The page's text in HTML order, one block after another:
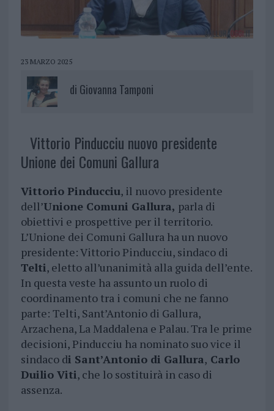
23 MARZO 2025
di Giovanna Tamponi
Vittorio Pinducciu nuovo presidente
Unione dei Comuni Gallura
Vittorio Pinducciu, il nuovo presidente
dell’Unione Comuni Gallura, parla di
obiettivi e prospettive per il territorio.
L’Unione dei Comuni Gallura ha un nuovo
presidente: Vittorio Pinducciu, sindaco di
Telti, eletto all’unanimità alla guida dell’ente.
In questa veste ha assunto un ruolo di
coordinamento tra i comuni che ne fanno
parte: Telti, Sant’Antonio di Gallura,
Arzachena, La Maddalena e Palau. Tra le prime
decisioni, Pinducciu ha nominato suo vice il
sindaco di Sant’Antonio di Gallura, Carlo
Duilio Viti, che lo sostituirà in caso di
assenza.